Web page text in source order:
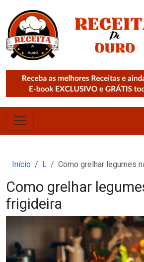
Início L Como grelhar legumes
Como grelhar
frigideira